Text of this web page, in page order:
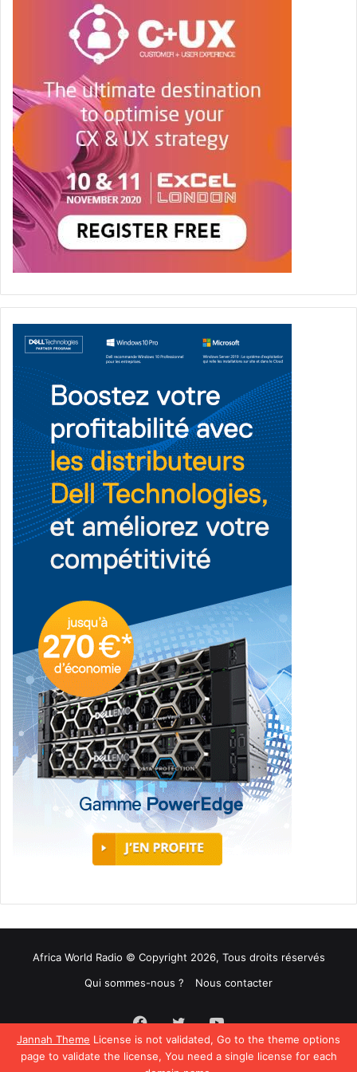
Jannah Theme License is not validated, Go to the theme options
page to validate the license, You need a single license for each
Africa World Radio © Copyright 2026, Tous droits réservés
Qui sommes-nous ?
Nous contacter
Facebook
TwitterYouTube